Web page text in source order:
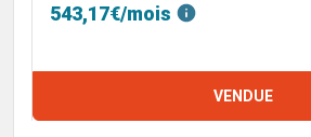
543,17€/mois
VENDUE